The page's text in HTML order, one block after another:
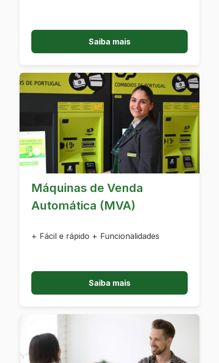
Saiba mais
Máquinas de Venda
Automática (MVA)
+ Fácil e rápido + Funcionalidades
Saiba mais